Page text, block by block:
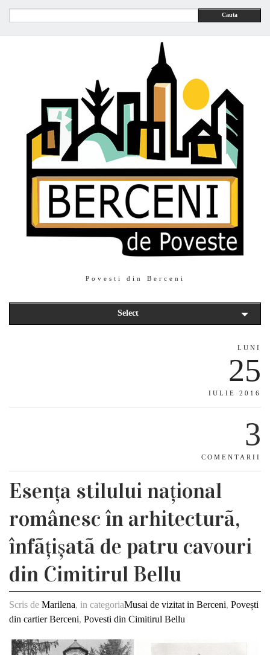
Cauta
Povesti din Berceni
Select
LUNI
25
IULIE 2016
3
COMENTARII
Esența stilului național
românesc în arhitecturã,
înfãțișatã de patru cavouri
din Cimitirul Bellu
Scris de Marilena, in categoriaMusai de vizitat in Berceni, Povești
din cartier Berceni, Povesti din Cimitirul Bellu